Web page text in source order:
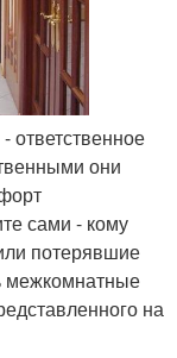
они
сами - кому
потерявшие
межкомнатные
на